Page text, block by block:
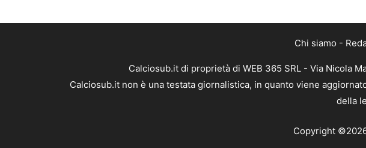
Chi siamo -
Calciosub.it di proprietà di WEB 365 SRL - Via Nicola
Calciosub.it non è una testata giornalistica, in quanto viene
della
Copyright